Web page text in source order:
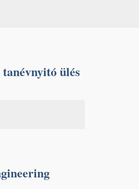
ülés